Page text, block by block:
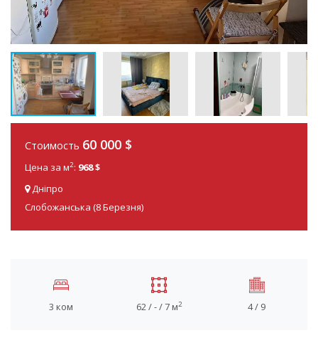
Стоимость 60 000 $
Цена за м2: 968 $
Дніпро
Слобожанська (8 Березня)
3 ком 62 / - / 7 м2 4 / 9